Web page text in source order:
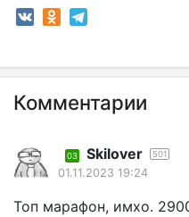
Комментарии
03 Skilover 501
01.11.2023 19:24
Топ марафон, имхо.